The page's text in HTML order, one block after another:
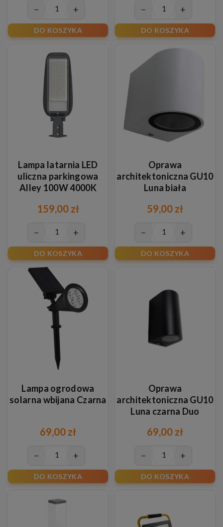
− +
DO KOSZYKA
− +
DO KOSZYKA
Lampa latarnia LED
uliczna parkingowa
Alley 100W 4000K
159,00 zł
− +
DO KOSZYKA
Oprawa
architektoniczna GU10
Luna biała
59,00 zł
− +
DO KOSZYKA
Lampa ogrodowa
solarna wbijana Czarna
69,00 zł
− +
DO KOSZYKA
Oprawa
architektoniczna GU10
Luna czarna Duo
69,00 zł
− +
DO KOSZYKA